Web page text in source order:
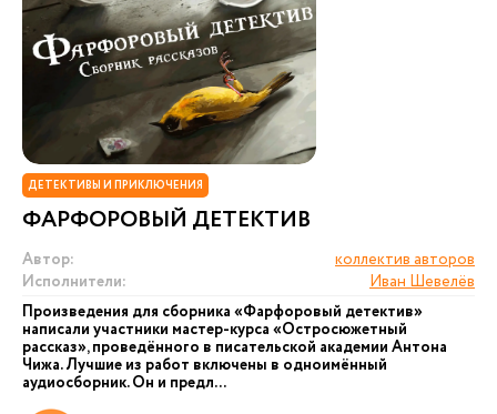
ДЕТЕКТИВЫ И ПРИКЛЮЧЕНИЯ
ФАРФОРОВЫЙ ДЕТЕКТИВ
Автор:
коллектив авторов
Исполнители:
Иван Шевелёв
Произведения для сборника «Фарфоровый детектив»
написали участники мастер-курса «Остросюжетный
рассказ», проведённого в писательской академии Антона
Чижа. Лучшие из работ включены в одноимённый
аудиосборник. Он и предл...